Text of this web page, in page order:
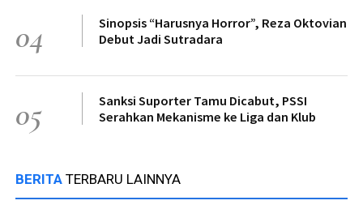
04
Sinopsis “Harusnya Horror”, Reza Oktovian
Debut Jadi Sutradara
05
Sanksi Suporter Tamu Dicabut, PSSI
Serahkan Mekanisme ke Liga dan Klub
BERITA TERBARU LAINNYA